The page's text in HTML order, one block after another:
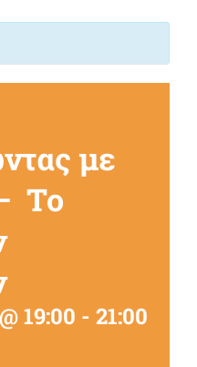
με
Το
19:00 - 21:00